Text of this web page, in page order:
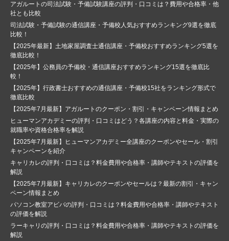
アガルートの司法試験・予備試験講座の評判・口コミは？費用や合格率・他
社とも比較
司法試験・予備試験の通信講座・予備校人気おすすめランキング9選を徹底
比較！
【2025年最新】土地家屋調査士通信講座・予備校おすすめランキング5選を
徹底比較！
【2025年】公務員の予備校・通信講座おすすめランキング15選を徹底比
較！
【2025年】行政書士おすすめの通信講座・予備校15社をランキング形式で
徹底比較
【2025年7月最新】アガルートのクーポン・割引・キャンペーン情報まとめ
ヒューマンアカデミーの評判・口コミはどう？各講座の内容と料金・実際の
就職率や資格合格率を解説
【2025年7月最新】ヒューマンアカデミー全講座のクーポンやセール・割引
キャンペーンを紹介
キャリカレの評判・口コミは？料金費用や合格率・講師やテキストの評価を
解説
【2025年7月最新】キャリカレのクーポンやセールは？最新の割引・キャン
ペーン情報まとめ
パソコン教室アビバの評判・口コミは？料金費用や合格率・講師やテキスト
の評価を解説
ラーキャリの評判・口コミは？料金費用や合格率・講師やテキストの評価を
解説